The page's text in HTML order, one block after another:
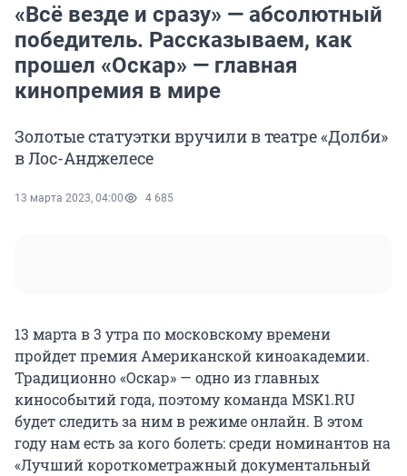
«Всё везде и сразу» — абсолютный
победитель. Рассказываем, как
прошел «Оскар» — главная
кинопремия в мире
Золотые статуэтки вручили в театре «Долби»
в Лос-Анджелесе
13 марта 2023, 04:00 4 685
13 марта в 3 утра по московскому времени
пройдет премия Американской киноакадемии.
Традиционно «Оскар» — одно из главных
кинособытий года, поэтому команда MSK1.RU
будет следить за ним в режиме онлайн. В этом
году нам есть за кого болеть: среди номинантов на
«Лучший короткометражный документальный